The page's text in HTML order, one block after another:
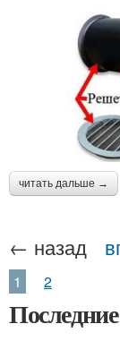
читать дальше →
← назад
1 2